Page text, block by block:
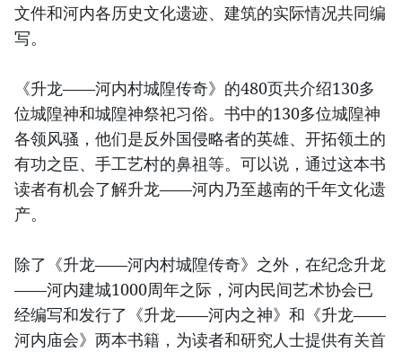
文件和河内各历史文化遗迹、建筑的实际情况共同编
写。
《升龙——河内村城隍传奇》的480页共介绍130多
位城隍神和城隍神祭祀习俗。书中的130多位城隍神
各领风骚，他们是反外国侵略者的英雄、开拓领土的
有功之臣、手工艺村的鼻祖等。可以说，通过这本书
读者有机会了解升龙——河内乃至越南的千年文化遗
产。
除了《升龙——河内村城隍传奇》之外，在纪念升龙
——河内建城1000周年之际，河内民间艺术协会已
经编写和发行了《升龙——河内之神》和《升龙——
河内庙会》两本书籍，为读者和研究人士提供有关首